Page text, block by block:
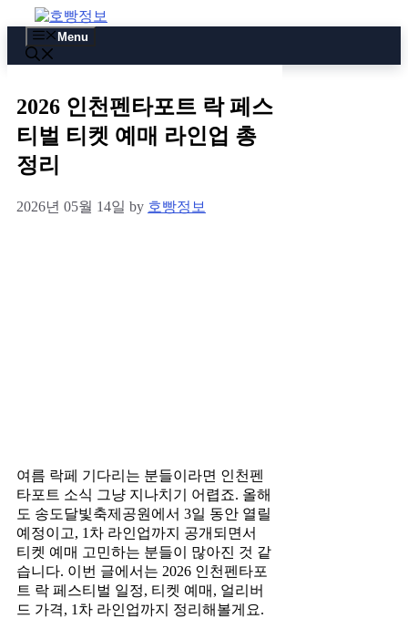
to
content
Menu
2026 인천펜타포트 락 페스
티벌 티켓 예매 라인업 총
정리
2026년 05월 14일 by 호빵정보
여름 락페 기다리는 분들이라면 인천펜
타포트 소식 그냥 지나치기 어렵죠. 올해
도 송도달빛축제공원에서 3일 동안 열릴
예정이고, 1차 라인업까지 공개되면서
티켓 예매 고민하는 분들이 많아진 것 같
습니다. 이번 글에서는 2026 인천펜타포
트 락 페스티벌 일정, 티켓 예매, 얼리버
드 가격, 1차 라인업까지 정리해볼게요.